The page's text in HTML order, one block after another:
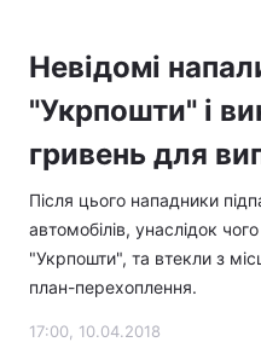
Невідомі
"Укрпошти" і
гривень для
Після цього нападники
автомобілів, унаслідок
"Укрпошти", та втекли з
план-перехоплення.
17:00, 10.04.2018